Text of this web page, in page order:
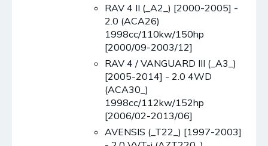
RAV 4 II (_A2_) [2000-2005] -
2.0 (ACA26)
1998cc/110kw/150hp
[2000/09-2003/12]
RAV 4 / VANGUARD III (_A3_)
[2005-2014] - 2.0 4WD
(ACA30_)
1998cc/112kw/152hp
[2006/02-2013/06]
AVENSIS (_T22_) [1997-2003]